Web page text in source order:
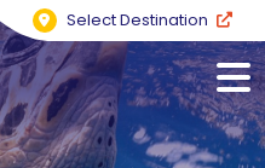
Select Destination